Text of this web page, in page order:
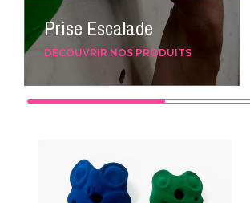
Prise Escalade
DÉCOUVRIR NOS PRODUITS